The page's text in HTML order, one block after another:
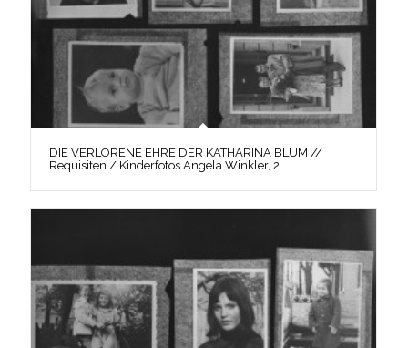
DIE VERLORENE EHRE DER KATHARINA BLUM //
Requisiten / Kinderfotos Angela Winkler, 2